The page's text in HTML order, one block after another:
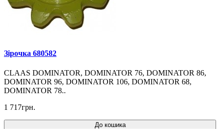
Зірочка 680582
CLAAS DOMINATOR, DOMINATOR 76, DOMINATOR 86,
DOMINATOR 96, DOMINATOR 106, DOMINATOR 68,
DOMINATOR 78..
1 717грн.
До кошика